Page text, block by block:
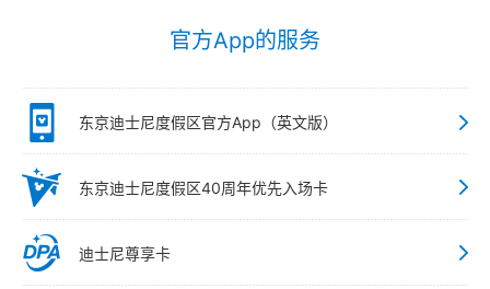
官方App的服务
东京迪士尼度假区官方App（英文版）
东京迪士尼度假区40周年优先入场卡
迪士尼尊享卡